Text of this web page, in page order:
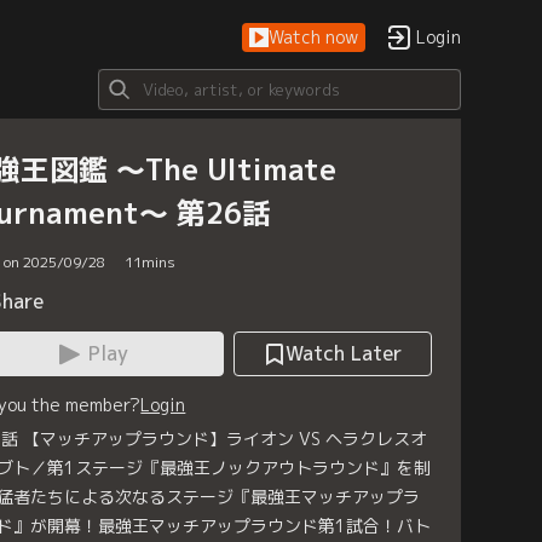
Watch now Login
王図鑑 ～The Ultimate
～ 第26話
2025/09/28 11mins
Play
Watch Later
the member?Login
【マッチアップラウンド】ライオン VS ヘラクレスオ
ト／第1ステージ『最強王ノックアウトラウンド』を制
者たちによる次なるステージ『最強王マッチアップラ
』が開幕！最強王マッチアップラウンド第1試合！バト